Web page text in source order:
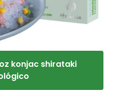
konjac shirataki